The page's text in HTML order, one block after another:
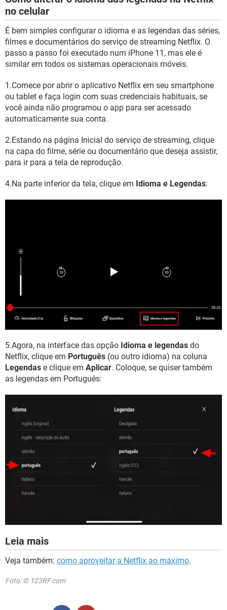
no celular
É bem simples configurar o idioma e as legendas das séries,
filmes e documentários do serviço de streaming Netflix. O
passo a passo foi executado num iPhone 11, mas ele é
similar em todos os sistemas operacionais móveis.
1.Comece por abrir o aplicativo Netflix em seu smartphone
ou tablet e faça login com suas credenciais habituais, se
você ainda não programou o app para ser acessado
automaticamente sua conta.
2.Estando na página Inicial do serviço de streaming, clique
na capa do filme, série ou documentário que deseja assistir,
para ir para a tela de reprodução.
4.Na parte inferior da tela, clique em Idioma e Legendas:
5.Agora, na interface das opção Idioma e legendas do
Netflix, clique em Português (ou outro idioma) na coluna
Legendas e clique em Aplicar. Coloque, se quiser também
as legendas em Português:
Leia mais
Veja também: como aproveitar a Netflix ao máximo.
Foto: © 123RF.com